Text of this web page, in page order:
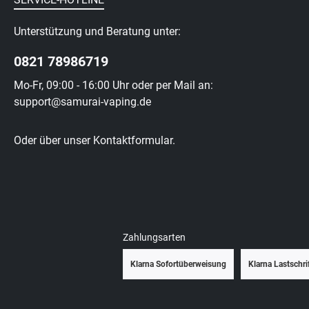
Unterstützung und Beratung unter:
0821 78986719
Mo-Fr, 09:00 - 16:00 Uhr oder per Mail an:
support@samurai-vaping.de
Oder über unser Kontaktformular.
Zahlungsarten
Klarna Sofortüberweisung Klarna